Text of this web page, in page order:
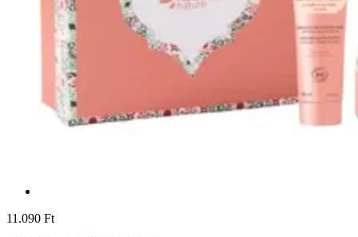
11.090 Ft